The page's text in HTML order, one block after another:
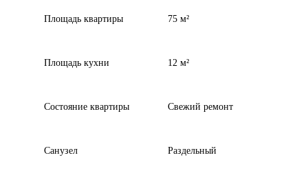
Площадь квартиры 75 м²
Площадь кухни 12 м²
Состояние квартиры Свежий ремонт
Санузел Раздельный